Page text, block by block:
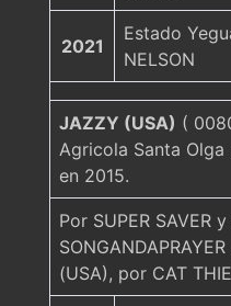
2021
Estado
NELSON
JAZZY (USA) (
Agricola Santa Olga
en 2015.
Por SUPER SAVER
(USA), por CAT